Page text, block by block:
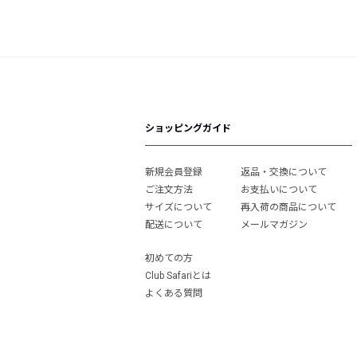
ショッピングガイド
新規会員登録
ご注文方法
サイズについて
配送について
返品・交換について
お支払いについて
再入荷の商品について
メールマガジン
初めての方
Club Safariとは
よくある質問